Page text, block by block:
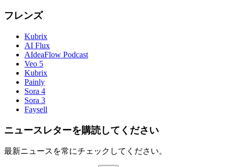
フレンズ
Kubrix
AI Flux
AIdeaFlow Podcast
Veo 5
Kubrix
Painly
Sora 4
Sora 3
Faysell
ニュースレターを購読してください
最新ニュースを常にチェックしてください。